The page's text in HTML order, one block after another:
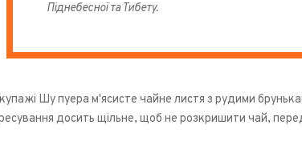
Піднебесної та Тибету.
Шу пуера м'ясисте чайне листя з рудими
досить щільне, щоб не розкришити чай,